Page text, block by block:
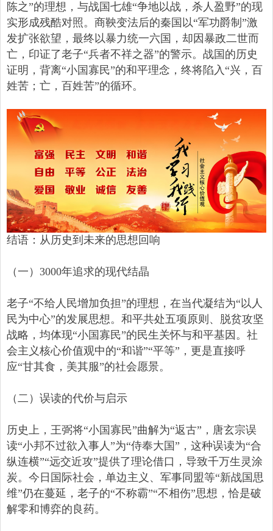
陈之”的理想，与战国七雄“争地以战，杀人盈野”的现
实形成残酷对照。商鞅变法后的秦国以“军功爵制”激
发扩张欲望，最终以暴力统一六国，却因暴政二世而
亡，印证了老子“兵者不祥之器”的警示。战国的历史
证明，背离“小国寡民”的和平理念，终将陷入“兴，百
姓苦；亡，百姓苦”的循环。
结语：从历史到未来的思想回响
（一）3000年追求的现代结晶
老子“不给人民增加负担”的理想，在当代凝结为“以人
民为中心”的发展思想。和平共处五项原则、脱贫攻坚
战略，均体现“小国寡民”的民生关怀与和平基因。社
会主义核心价值观中的“和谐”“平等”，更是直接呼
应“甘其食，美其服”的社会愿景。
（二）误读的代价与启示
历史上，王弼将“小国寡民”曲解为“返古”，唐玄宗误
读“小邦不过欲入事人”为“侍奉大国”，这种误读为“合
纵连横”“远交近攻”提供了理论借口，导致千万生灵涂
炭。今日国际社会，单边主义、军事同盟等“新战国思
维”仍在蔓延，老子的“不称霸”“不相伤”思想，恰是破
解零和博弈的良药。